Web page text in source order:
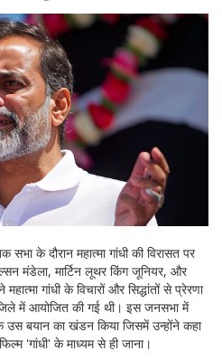
सभा के दौरान महात्मा गांधी की विरासत पर
मंडेला, मार्टिन लूथर किंग जूनियर, और
गांधी के विचारों और सिद्धांतों से प्रेरणा
में आयोजित की गई थी। इस जनसभा में
के उस बयान का खंडन किया जिसमें उन्होंने कहा
'गांधी' के माध्यम से ही जाना।